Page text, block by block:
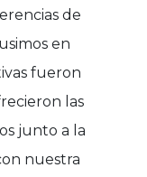
de
en
fueron
las
junto a la
nuestra